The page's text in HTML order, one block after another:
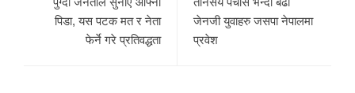
पिडा, यस पटक मत र नेता
फेर्ने गरे प्रतिवद्धता
जेनजी युवाहरु जसपा नेपालमा
प्रवेश